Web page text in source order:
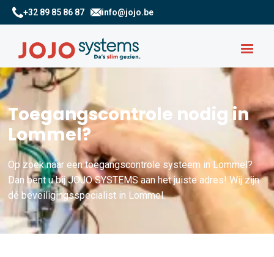
+32 89 85 86 87 info@jojo.be
Toegangscontrole nodig in
Lommel?
Op zoek naar een toegangscontrole systeem in Lommel?
Dan bent u bij JOJO SYSTEMS aan het juiste adres! Wij zijn
dé beveiligingsspecialist in Lommel.